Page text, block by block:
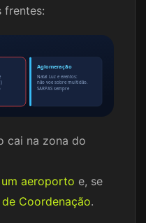
frentes:
Aglomeração
Natal Luz e eventos:
não voe sobre multidão.
SARPAS sempre
cai na zona do
aeroporto e, se
Coordenação.